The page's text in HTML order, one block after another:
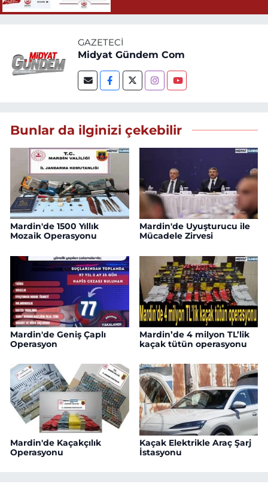
GAZETECI
Midyat Gündem Com
Bunlar da ilginizi çekebilir
Mardin'de 1500 Yıllık
Mozaik Operasyonu
Mardin'de Uyuşturucu ile
Mücadele Zirvesi
Mardin'de Geniş Çaplı
Operasyon
Mardin’de 4 milyon TL’lik
kaçak tütün operasyonu
Mardin'de Kaçakçılık
Operasyonu
Kaçak Elektrikle Araç Şarj
İstasyonu